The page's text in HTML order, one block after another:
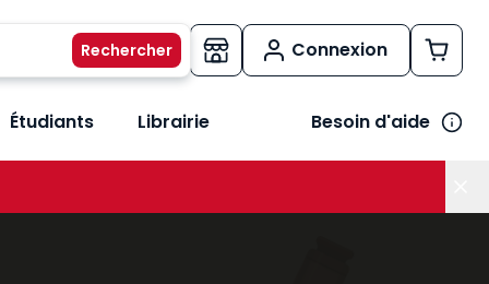
Connexion
métiers
le sous-menu Vos besoins
Étudiants Librairie Besoin d'aide